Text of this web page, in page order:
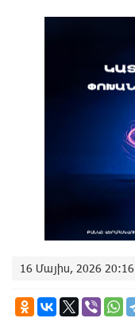
16 Մայիս, 2026 20:16